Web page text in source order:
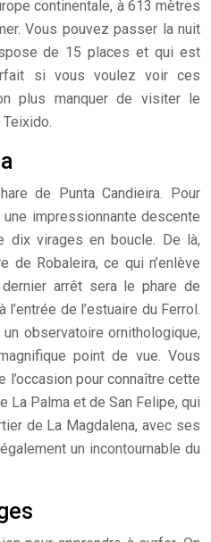
continentale, à 613 mètres
Vous pouvez passer la nuit
de 15 places et qui est
si vous voulez voir ces
plus manquer de visiter le
de Punta Candieira. Pour
impressionnante descente
dix virages en boucle. De là,
de Robaleira, ce qui n’enlève
arrêt sera le phare de
de l’estuaire du Ferrol.
observatoire ornithologique,
point de vue. Vous
pour connaître cette
La Palma et de San Felipe, qui
de La Magdalena, avec ses
un incontournable du